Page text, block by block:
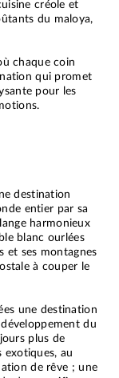
créole et
du maloya,
chaque coin
qui promet
pour les
destination
entier par sa
harmonieux
blanc ourlées
et ses montagnes
à couper le
une destination
du
plus de
exotiques, au
de rêve ; une